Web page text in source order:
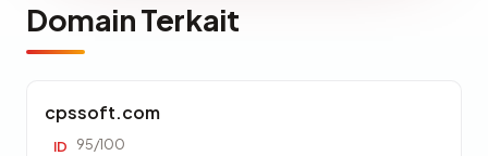
Domain Terkait
cpssoft.com
ID 95/100